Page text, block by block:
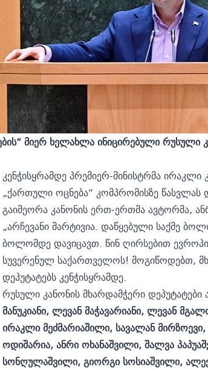
მიერ ხელახლა ინიცირებული რუსული
კენჭისყრამდე პრემიერ-მინისტრმა
„ქართული ოცნება“ კომპრომისზე წასვლას
გაიმეორა კანონის ერთ-ერთმა ავტორმა,
„არჩევანი მარტივია. დაწყებული საქმე
ბოლომდე დავიცავთ. წინ ღირსებით
სუვერენულ საქართველოს! მოგიწოდებთ,
დეპუტატებს კენჭისყრამდე.
რუსული კანონის მხარდამჭერი დეპუტატები
მანუკიანი, ლევან მაჭავარიანი, ლევან
ირაკლი მეძმარიაშილი, სავალან
ოდიშარია, ანრი ოხანაშვილი, შალვა
სონღულაშვილი, გიორგი სოსიაშვილი,